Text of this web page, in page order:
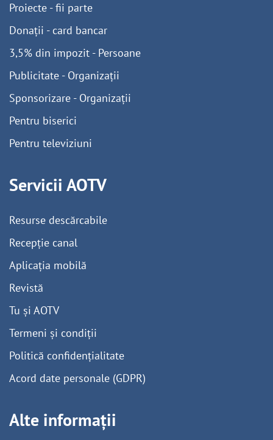
Proiecte - fii parte
Donații - card bancar
3,5% din impozit - Persoane
Publicitate - Organizații
Sponsorizare - Organizații
Pentru biserici
Pentru televiziuni
Servicii AOTV
Resurse descărcabile
Recepție canal
Aplicația mobilă
Revistă
Tu și AOTV
Termeni și condiții
Politică confidențialitate
Acord date personale (GDPR)
Alte informații